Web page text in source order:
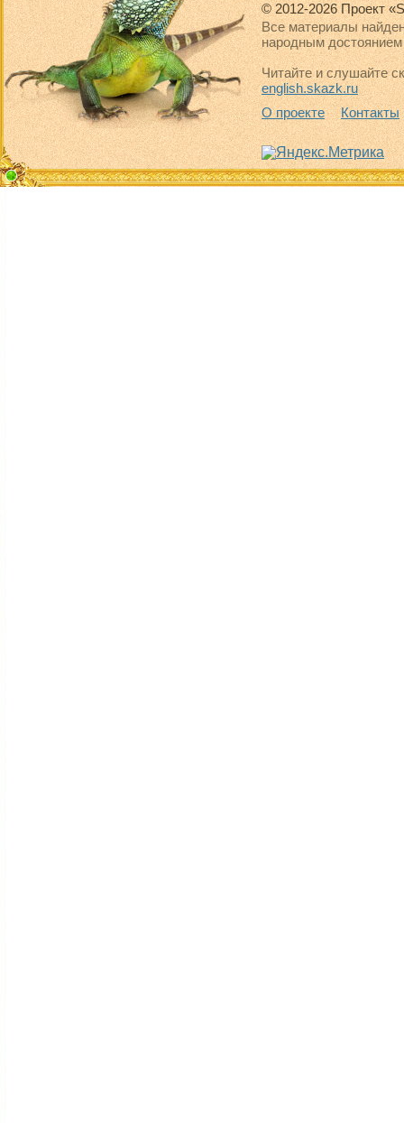
© 2012-2026 Проект
Все материалы
народным достоянием
Читайте и слушайте
english.skazk.ru
О проекте
Контакты